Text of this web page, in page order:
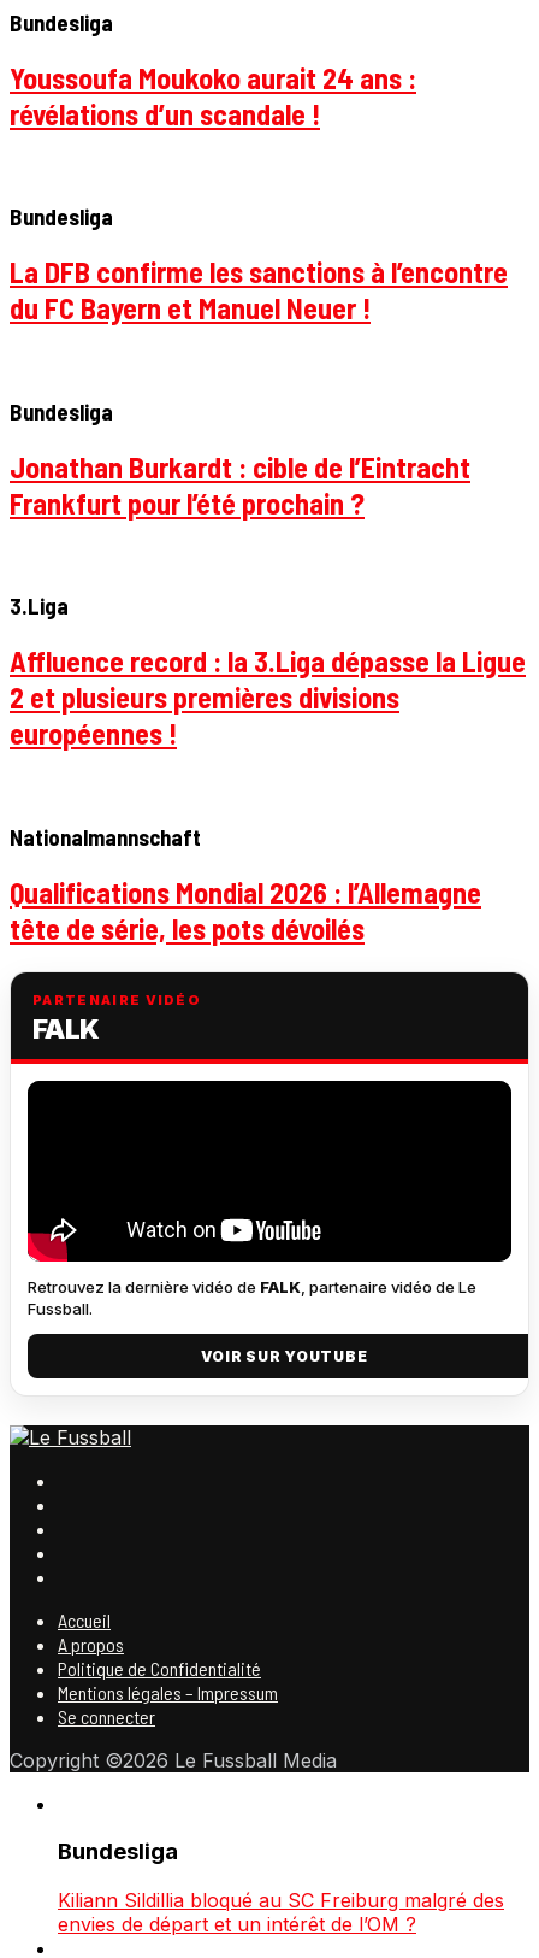
Bundesliga
Youssoufa Moukoko aurait 24 ans :
révélations d’un scandale !
Bundesliga
La DFB confirme les sanctions à l’encontre
du FC Bayern et Manuel Neuer !
Bundesliga
Jonathan Burkardt : cible de l’Eintracht
Frankfurt pour l’été prochain ?
3.Liga
Affluence record : la 3.Liga dépasse la Ligue
2 et plusieurs premières divisions
européennes !
Nationalmannschaft
Qualifications Mondial 2026 : l’Allemagne
tête de série, les pots dévoilés
PARTENAIRE VIDÉO
FALK
Retrouvez la dernière vidéo de FALK , partenaire vidéo de Le
Fussball.
VOIR SUR YOUTUBE
Accueil
A propos
Politique de Confidentialité
Mentions légales – Impressum
Se connecter
Copyright ©2026 Le Fussball Media
Bundesliga
Kiliann Sildillia bloqué au SC Freiburg malgré des
envies de départ et un intérêt de l’OM ?